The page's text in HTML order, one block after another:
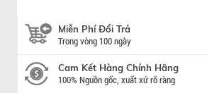
Miễn Phí Đổi Trả
Trong vòng 100 ngày
Cam Kết Hàng Chính Hãng
100% Nguồn gốc, xuất xứ rõ ràng